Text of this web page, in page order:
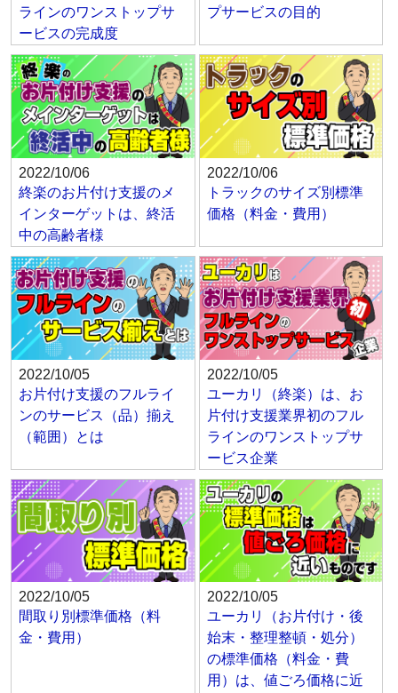
ラインのワンストップサ
ービスの完成度
プサービスの目的
2022/10/06
終楽のお片付け支援のメ
インターゲットは、終活
中の高齢者様
2022/10/06
トラックのサイズ別標準
価格（料金・費用）
2022/10/05
お片付け支援のフルライ
ンのサービス（品）揃え
（範囲）とは
2022/10/05
ユーカリ（終楽）は、お
片付け支援業界初のフル
ラインのワンストップサ
ービス企業
2022/10/05
間取り別標準価格（料
金・費用）
2022/10/05
ユーカリ（お片付け・後
始末・整理整頓・処分）
の標準価格（料金・費
用）は、値ごろ価格に近